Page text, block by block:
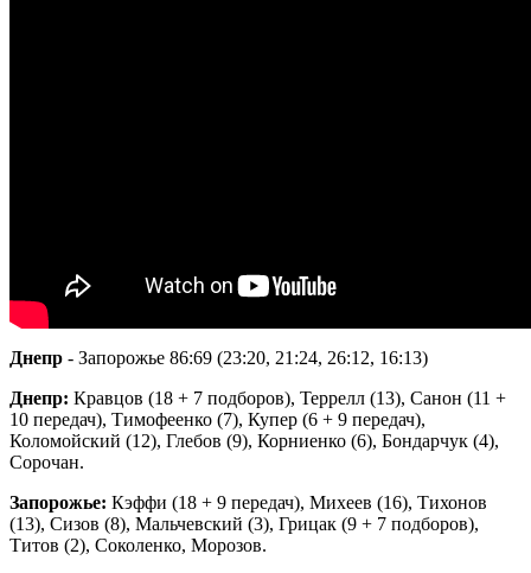
Днепр - Запорожье 86:69 (23:20, 21:24, 26:12, 16:13)
Днепр: Кравцов (18 + 7 подборов), Террелл (13), Санон (11 +
10 передач), Тимофеенко (7), Купер (6 + 9 передач),
Коломойский (12), Глебов (9), Корниенко (6), Бондарчук (4),
Сорочан.
Запорожье: Кэффи (18 + 9 передач), Михеев (16), Тихонов
(13), Сизов (8), Мальчевский (3), Грицак (9 + 7 подборов),
Титов (2), Соколенко, Морозов.